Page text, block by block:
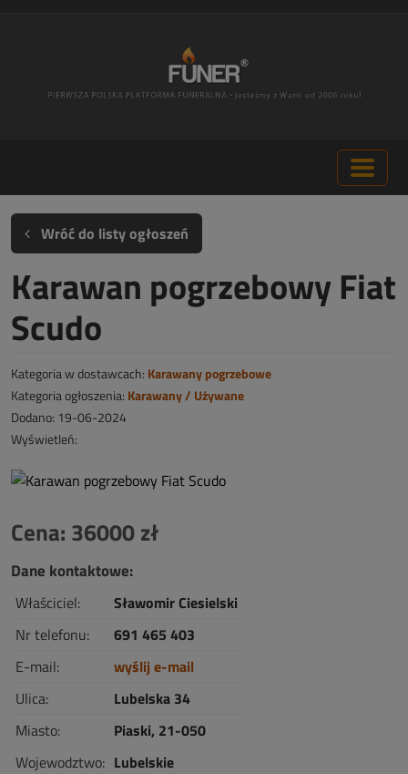
Wróć do listy ogłoszeń
Karawan pogrzebowy Fiat
Scudo
Kategoria w dostawcach: Karawany pogrzebowe
Kategoria ogłoszenia: Karawany / Używane
Dodano: 19-06-2024
Wyświetleń:
Cena: 36000 zł
Dane kontaktowe:
Właściciel:
Sławomir Ciesielski
Nr telefonu:
691 465 403
E-mail:
wyślij e-mail
Ulica:
Lubelska 34
Miasto:
Piaski, 21-050
Wojewodztwo: Lubelskie